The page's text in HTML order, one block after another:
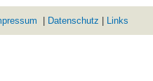
Datenschutz Links